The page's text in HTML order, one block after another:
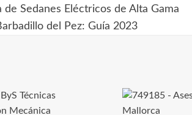
Sedanes Eléctricos de Alta Gama
del Pez: Guía 2023